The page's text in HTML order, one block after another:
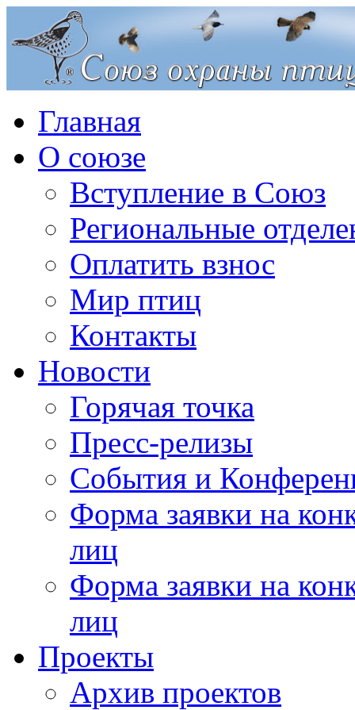
Главная
О союзе
Вступление в Союз
Региональные
Оплатить взнос
Мир птиц
Контакты
Новости
Горячая точка
Пресс-релизы
События и
Форма заявки на
лиц
Форма заявки на
лиц
Проекты
Архив проектов